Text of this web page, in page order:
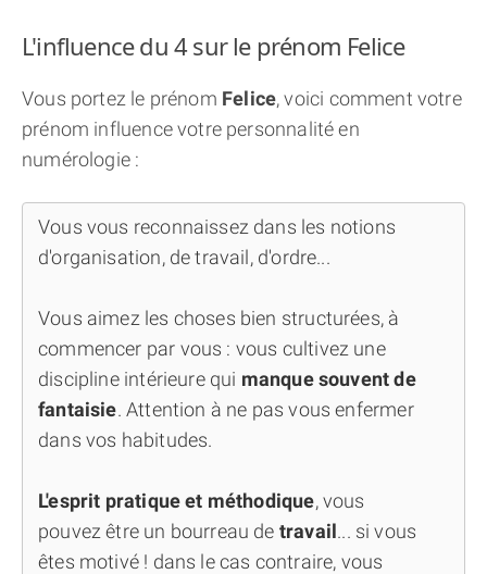
L'influence du 4 sur le prénom Felice
Vous portez le prénom Felice, voici comment votre
prénom influence votre personnalité en
numérologie :
Vous vous reconnaissez dans les notions
d'organisation, de travail, d'ordre...
Vous aimez les choses bien structurées, à
commencer par vous : vous cultivez une
discipline intérieure qui manque souvent de
fantaisie. Attention à ne pas vous enfermer
dans vos habitudes.
L'esprit pratique et méthodique, vous
pouvez être un bourreau de travail... si vous
êtes motivé ! dans le cas contraire, vous